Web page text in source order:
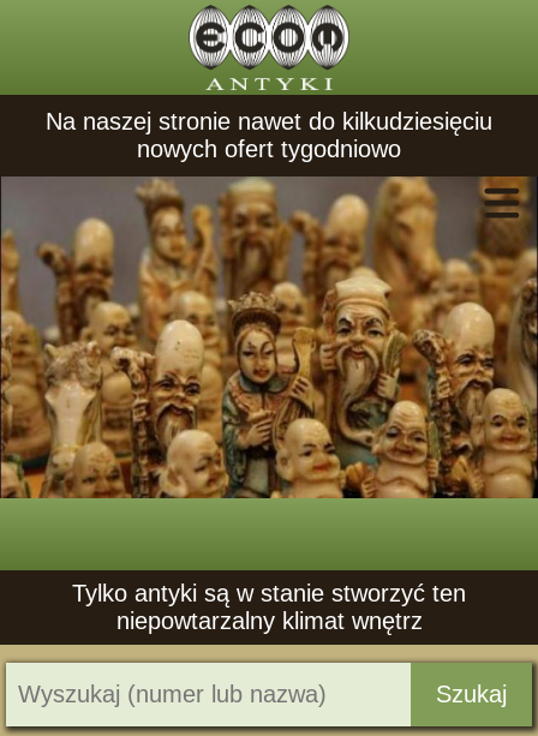
Na naszej stronie nawet do kilkudziesięciu
nowych ofert tygodniowo
Tylko antyki są w stanie stworzyć ten
niepowtarzalny klimat wnętrz
Szukaj